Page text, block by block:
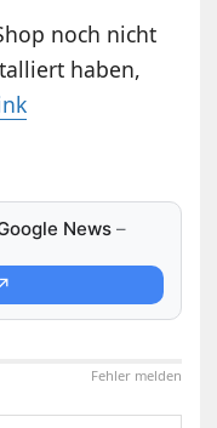
noch nicht
haben,
News –
Fehler melden